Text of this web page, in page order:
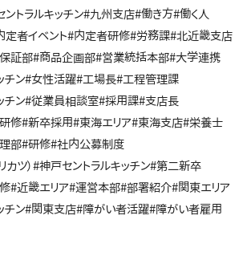
トラルキッチン#九州支店#働き方#働く人
定者イベント#内定者研修#労務課#北近畿支店
証部#商品企画部#営業統括本部#大学連携
チン#女性活躍#工場長#工程管理課
チン#従業員相談室#採用課#支店長
修#新卒採用#東海エリア#東海支店#栄養士
部#研修#社内公募制度
ツ） #神戸セントラルキッチン#第二新卒
#近畿エリア#運営本部#部署紹介#関東エリア
チン#関東支店#障がい者活躍#障がい者雇用